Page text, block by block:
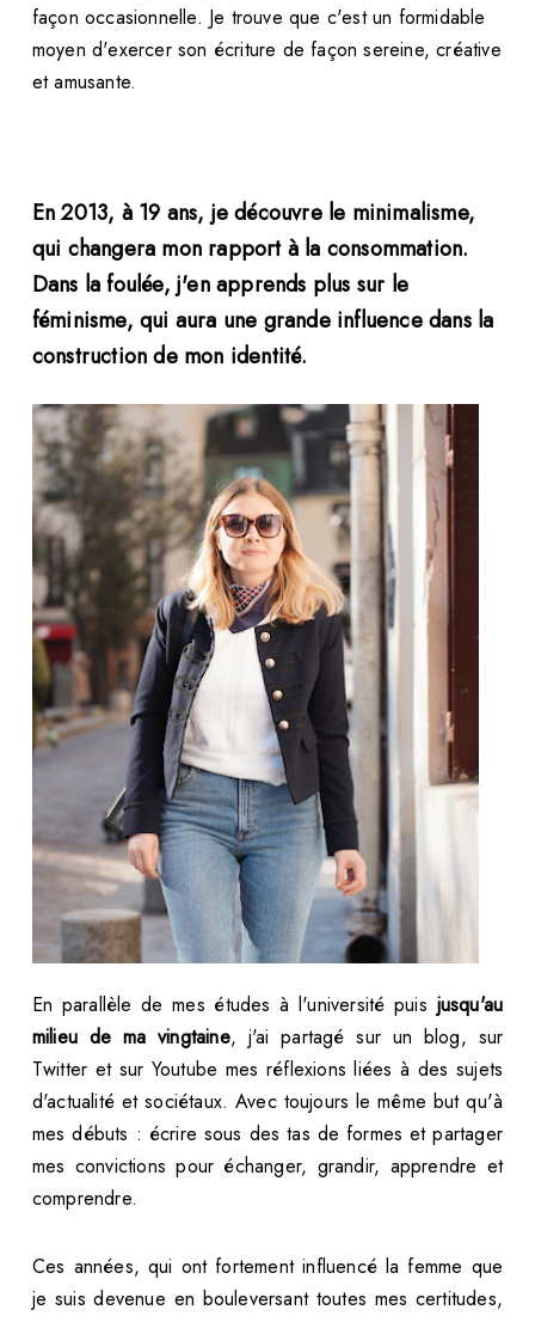
façon occasionnelle. Je trouve que c'est un formidable
moyen d'exercer son écriture de façon sereine, créative
et amusante.
En 2013, à 19 ans, je découvre le minimalisme,
qui changera mon rapport à la consommation.
Dans la foulée, j'en apprends plus sur le
féminisme, qui aura une grande influence dans la
construction de mon identité.
En parallèle de mes études à l'université puis jusqu'au
milieu de ma vingtaine, j'ai partagé sur un blog, sur
Twitter et sur Youtube mes réflexions liées à des sujets
d'actualité et sociétaux. Avec toujours le même but qu'à
mes débuts : écrire sous des tas de formes et partager
mes convictions pour échanger, grandir, apprendre et
comprendre.
Ces années, qui ont fortement influencé la femme que
je suis devenue en bouleversant toutes mes certitudes,